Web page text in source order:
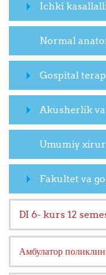
Ichki
Normal
Gospital
Akusherlik
Umumiy
Fakultet va
DI 6- kurs 12
Амбулатор